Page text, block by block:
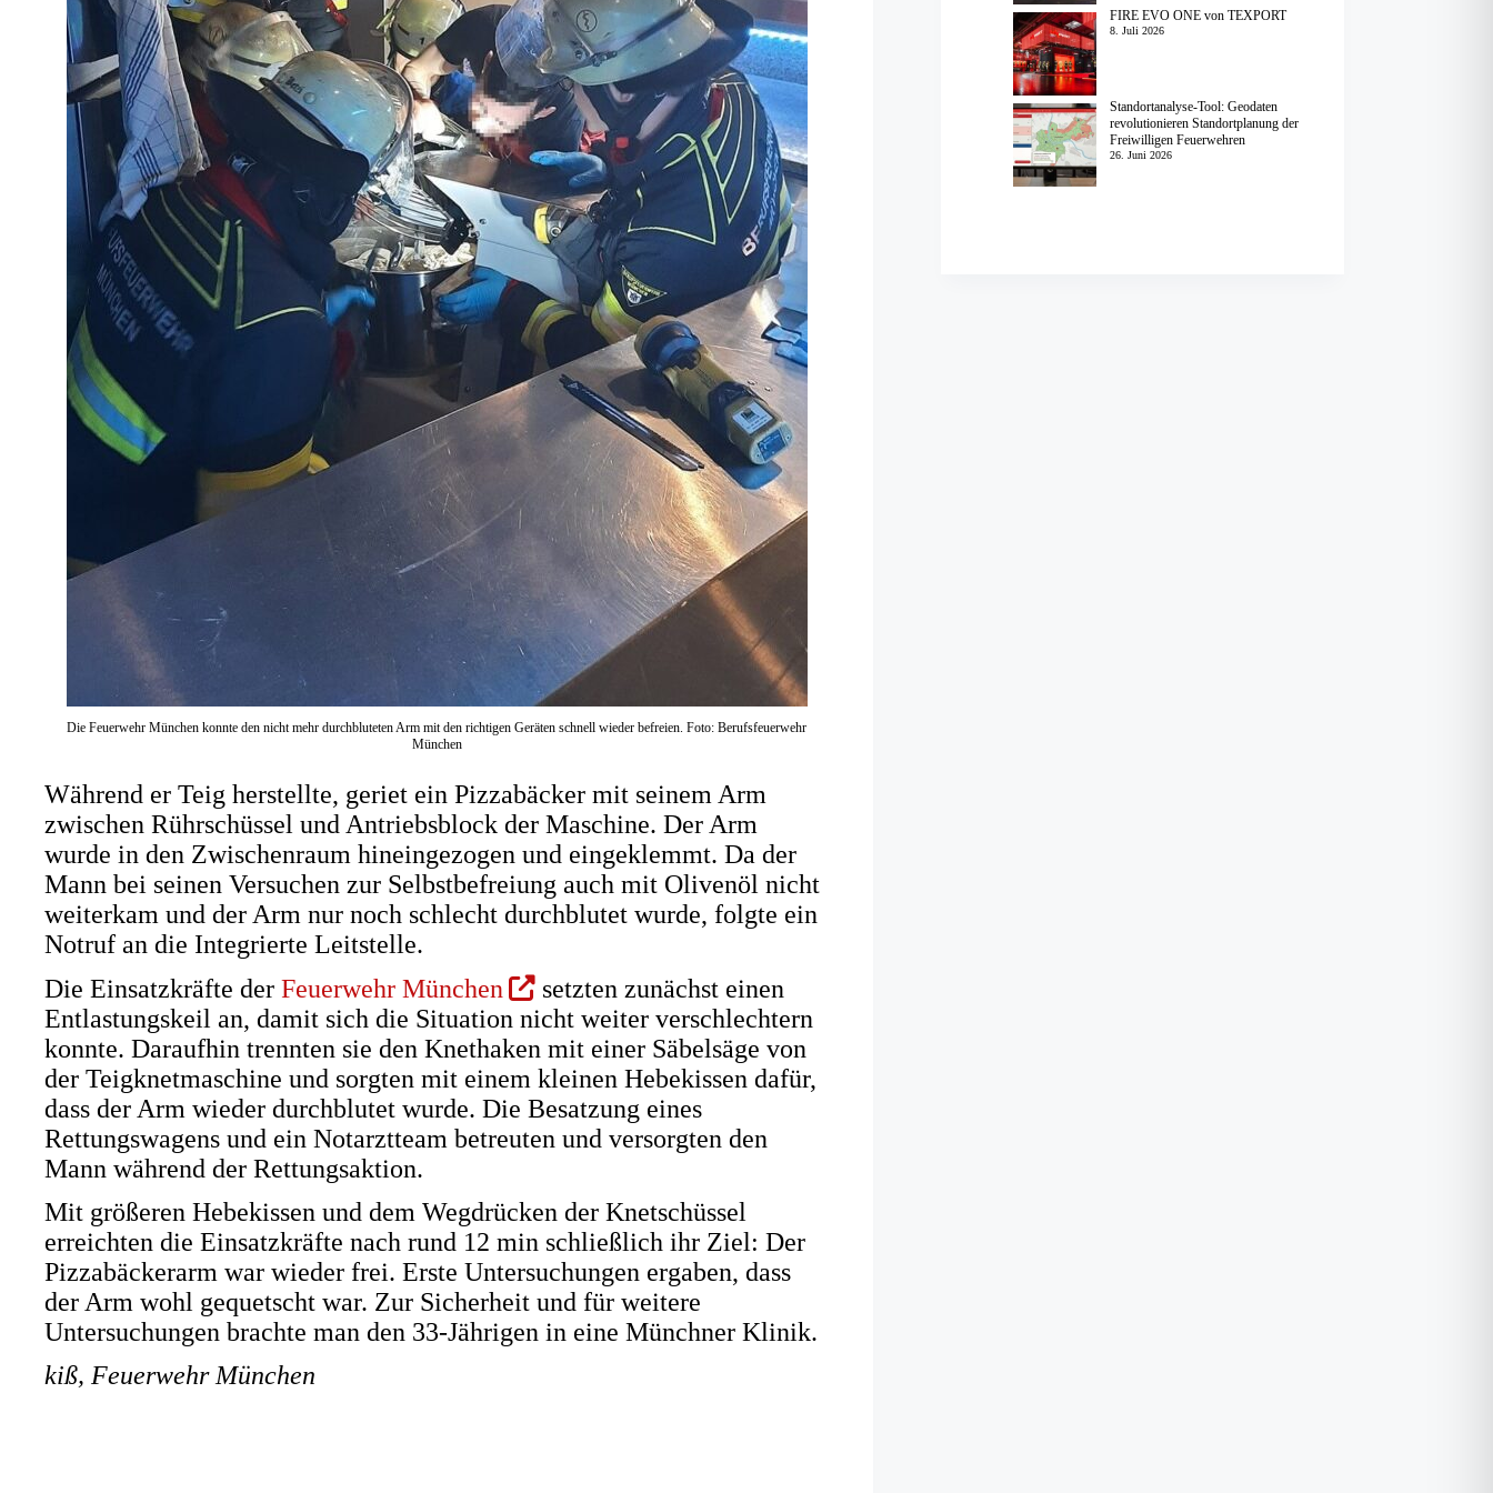
Die Feuerwehr München konnte den nicht mehr durchbluteten Arm mit den richtigen Geräten schnell wieder befreien. Foto: Berufsfeuerwehr
München
Während er Teig herstellte, geriet ein Pizzabäcker mit seinem Arm
zwischen Rührschüssel und Antriebsblock der Maschine. Der Arm
wurde in den Zwischenraum hineingezogen und eingeklemmt. Da der
Mann bei seinen Versuchen zur Selbstbefreiung auch mit Olivenöl nicht
weiterkam und der Arm nur noch schlecht durchblutet wurde, folgte ein
Notruf an die Integrierte Leitstelle.
Die Einsatzkräfte der Feuerwehr München (Öffnet
in
einem
neuen
Tab)
setzten zunächst einen
Entlastungskeil an, damit sich die Situation nicht weiter verschlechtern
konnte. Daraufhin trennten sie den Knethaken mit einer Säbelsäge von
der Teigknetmaschine und sorgten mit einem kleinen Hebekissen dafür,
dass der Arm wieder durchblutet wurde. Die Besatzung eines
Rettungswagens und ein Notarztteam betreuten und versorgten den
Mann während der Rettungsaktion.
Mit größeren Hebekissen und dem Wegdrücken der Knetschüssel
erreichten die Einsatzkräfte nach rund 12 min schließlich ihr Ziel: Der
Pizzabäckerarm war wieder frei. Erste Untersuchungen ergaben, dass
der Arm wohl gequetscht war. Zur Sicherheit und für weitere
Untersuchungen brachte man den 33-Jährigen in eine Münchner Klinik.
kiß, Feuerwehr München
FIRE EVO ONE von TEXPORT
8. Juli 2026
Standortanalyse-Tool: Geodaten
revolutionieren Standortplanung der
Freiwilligen Feuerwehren
26. Juni 2026